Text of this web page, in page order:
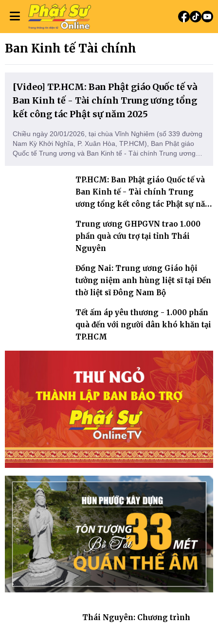
Ban Kinh tế Tài chính
[Video] TP.HCM: Ban Phật giáo Quốc tế và
Ban Kinh tế - Tài chính Trung ương tổng
kết công tác Phật sự năm 2025
Chiều ngày 20/01/2026, tại chùa Vĩnh Nghiêm (số 339 đường
Nam Kỳ Khởi Nghĩa, P. Xuân Hòa, TP.HCM), Ban Phật giáo
Quốc tế Trung ương và Ban Kinh tế - Tài chính Trung ương
phương hướng hoạt động năm 2026.TP.HCM: Ban Phật giáo Quốc tế và
Ban Kinh tế - Tài chính Trung
ương tổng kết công tác Phật sự năm
Trung ương GHPGVN trao 1.000
phần quà cứu trợ tại tỉnh Thái
Nguyên
Đồng Nai: Trung ương Giáo hội
tưởng niệm anh hùng liệt sĩ tại Đền
thờ liệt sĩ Đông Nam Bộ
Tết ấm áp yêu thương - 1.000 phần
quà đến với người dân khó khăn tại
TP.HCM
Thái Nguyên: Chương trình